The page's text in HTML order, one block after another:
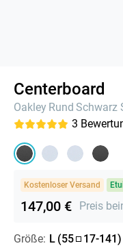
Centerboard
Oakley Rund Schwarz
3
Kostenloser Versand
147,00 € Preis
Größe: L (55 17-141)